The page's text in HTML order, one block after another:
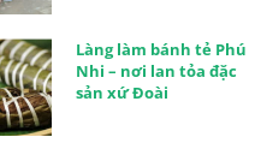
Làng làm bánh tẻ Phú
Nhi – nơi lan tỏa đặc
sản xứ Đoài